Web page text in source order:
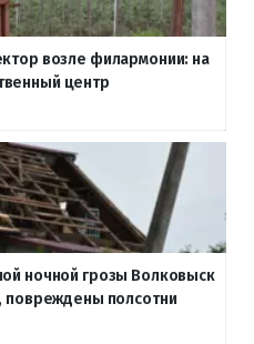
возле филармонии: на
центр
ночной грозы Волковыск
повреждены полсотни